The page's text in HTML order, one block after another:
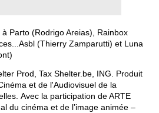
Parto (Rodrigo Areias), Rainbox
(Thierry Zamparutti) et Luna
Prod, Tax Shelter.be, ING. Produit
et de l'Audiovisuel de la
Avec la participation de ARTE
du cinéma et de l’image animée –